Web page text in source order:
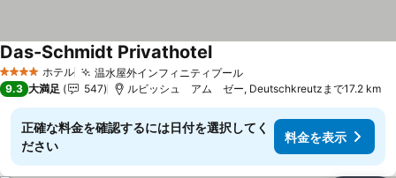
4 ホテルのランク
ホテル 温水屋外インフィニティプール料金を表示
Das-Schmidt Privathotel料金を表示
9.3 大満足 547 ルビッシュ アム ゼー, Deutschkreutzまで17.2 km
正確な料金を確認するには日付を選択してく
ださい
料金を表示